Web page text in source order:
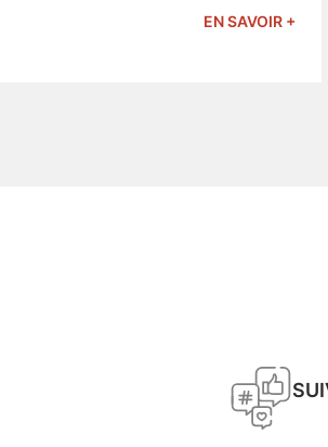
EN SAVOIR +